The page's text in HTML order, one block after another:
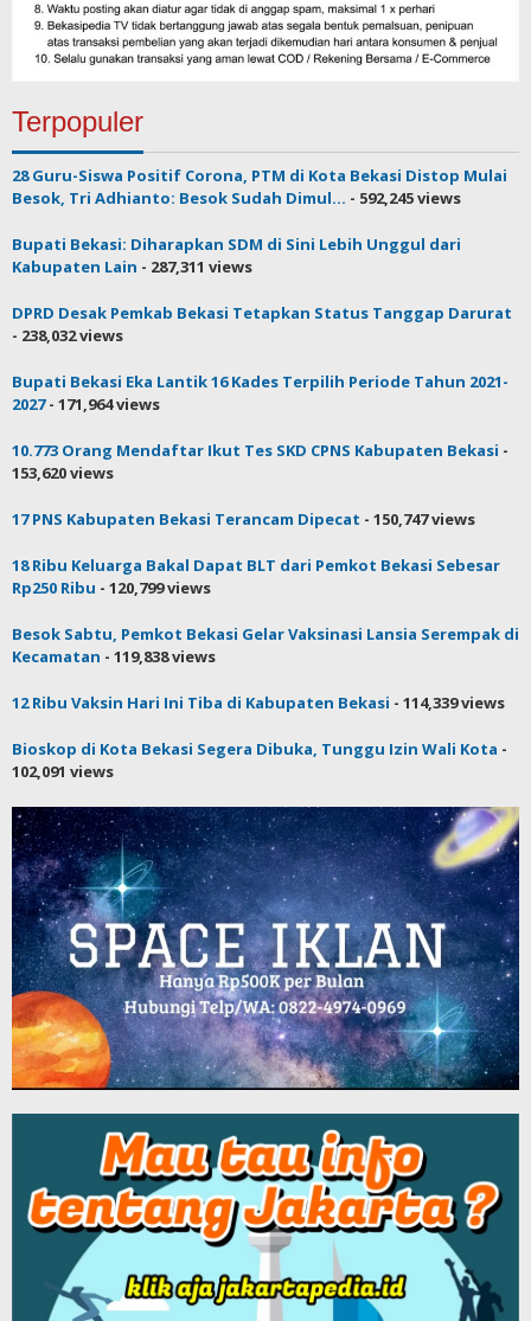
Terpopuler
28 Guru-Siswa Positif Corona, PTM di Kota Bekasi Distop Mulai
Besok, Tri Adhianto: Besok Sudah Dimul... - 592,245 views
Bupati Bekasi: Diharapkan SDM di Sini Lebih Unggul dari
Kabupaten Lain - 287,311 views
DPRD Desak Pemkab Bekasi Tetapkan Status Tanggap Darurat
- 238,032 views
Bupati Bekasi Eka Lantik 16 Kades Terpilih Periode Tahun 2021-
2027- 171,964 views
10.773 Orang Mendaftar Ikut Tes SKD CPNS Kabupaten Bekasi -
153,620 views
17 PNS Kabupaten Bekasi Terancam Dipecat - 150,747 views
18 Ribu Keluarga Bakal Dapat BLT dari Pemkot Bekasi Sebesar
Rp250 Ribu - 120,799 views
Besok Sabtu, Pemkot Bekasi Gelar Vaksinasi Lansia Serempak di
Kecamatan - 119,838 views
12 Ribu Vaksin Hari Ini Tiba di Kabupaten Bekasi - 114,339 views
Bioskop di Kota Bekasi Segera Dibuka, Tunggu Izin Wali Kota -
102,091 views